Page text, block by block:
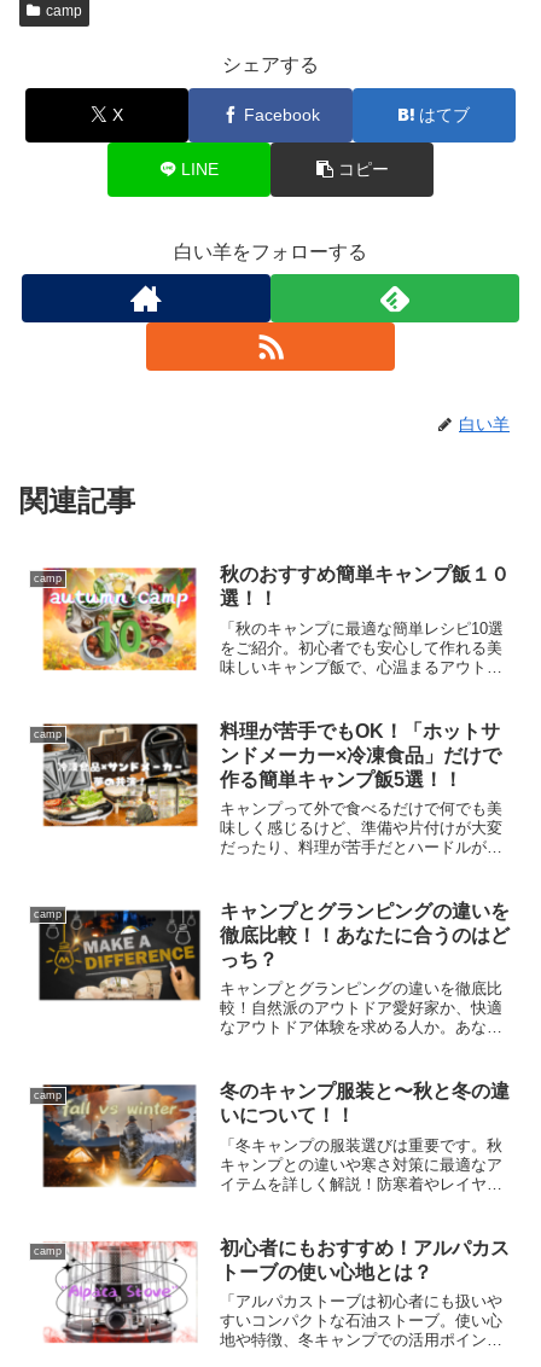
camp
シェアする
X Facebook はてブ
LINE コピー
白い羊をフォローする
白い羊
関連記事
camp
秋のおすすめ簡単キャンプ飯１０
選！！
「秋のキャンプに最適な簡単レシピ10選
をご紹介。初心者でも安心して作れる美
味しいキャンプ飯で、心温まるアウトド
camp
料理が苦手でもOK！「ホットサ
ンドメーカー×冷凍食品」だけで
作る簡単キャンプ飯5選！！
キャンプって外で食べるだけで何でも美
味しく感じるけど、準備や片付けが大変
だったり、料理が苦手だとハードルが高
凍食品」だけで作れる超簡単レシピを5つ
ご紹介！どれも包丁いら...
camp
キャンプとグランピングの違いを
徹底比較！！あなたに合うのはど
っち？
キャンプとグランピングの違いを徹底比
較！自然派のアウトドア愛好家か、快適
なアウトドア体験を求める人か。あなた
camp
冬のキャンプ服装と〜秋と冬の違
いについて！！
「冬キャンプの服装選びは重要です。秋
キャンプとの違いや寒さ対策に最適なア
イテムを詳しく解説！防寒着やレイヤリ
camp
初心者にもおすすめ！アルパカス
トーブの使い心地とは？
「アルパカストーブは初心者にも扱いや
すいコンパクトな石油ストーブ。使い心
地や特徴、冬キャンプでの活用ポイント